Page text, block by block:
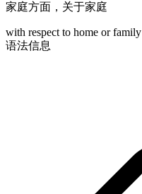
家庭方面，关于家庭
with respect to home or family
语法信息